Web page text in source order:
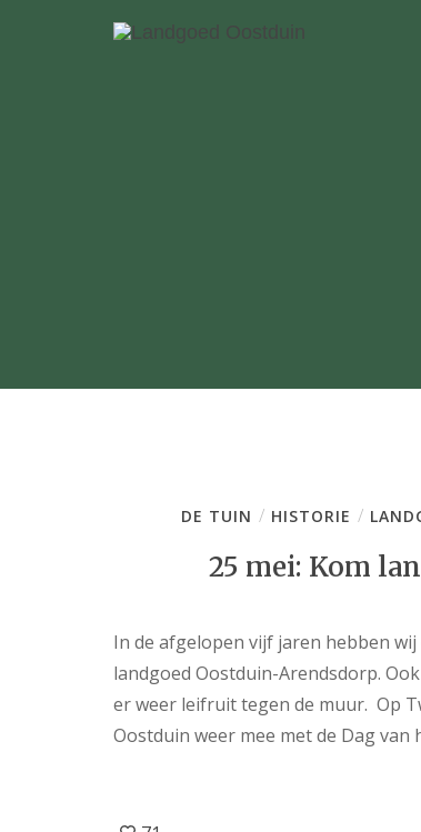
DE TUIN / HISTORIE /
25 mei: Kom
In de afgelopen vijf jaren hebben
landgoed Oostduin-Arendsdorp.
er weer leifruit tegen de muur. Op
Oostduin weer mee met de Dag van